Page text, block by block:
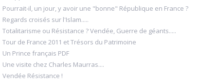
Pourrait-il, un jour, y avoir une "bonne" République en France ?
Regards croisés sur l'Islam.....
Totalitarisme ou Résistance ? Vendée, Guerre de géants.....
Tour de France 2011 et Trésors du Patrimoine
Un Prince français PDF
Une visite chez Charles Maurras....
Vendée Résistance !